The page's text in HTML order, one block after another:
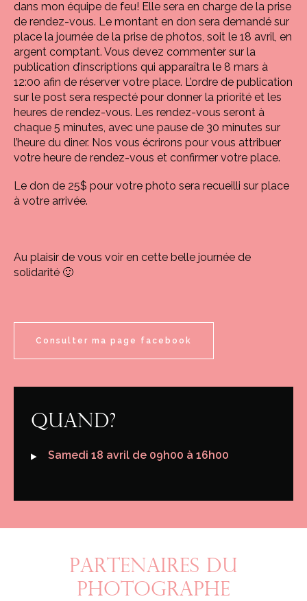
dans mon équipe de feu! Elle sera en charge de la prise
de rendez-vous. Le montant en don sera demandé sur
place la journée de la prise de photos, soit le 18 avril, en
argent comptant. Vous devez commenter sur la
publication d’inscriptions qui apparaîtra le 8 mars à
12:00 afin de réserver votre place. L’ordre de publication
sur le post sera respecté pour donner la priorité et les
heures de rendez-vous. Les rendez-vous seront à
chaque 5 minutes, avec une pause de 30 minutes sur
l’heure du diner. Nos vous écrirons pour vous attribuer
votre heure de rendez-vous et confirmer votre place.
Le don de 25$ pour votre photo sera recueilli sur place
à votre arrivée.
Au plaisir de vous voir en cette belle journée de
solidarité 🙂
Consulter ma page facebook
QUAND?
samedi 18 avril de 09h00 à 16h00
PARTENAIRES DU
PHOTOGRAPHE